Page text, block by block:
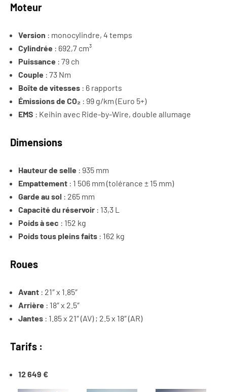
Moteur
Version : monocylindre, 4 temps
Cylindrée : 692,7 cm³
Puissance : 79 ch
Couple : 73 Nm
Boîte de vitesses : 6 rapports
Émissions de CO₂ : 99 g/km (Euro 5+)
EMS : Keihin avec Ride-by-Wire, double allumage
Dimensions
Hauteur de selle : 935 mm
Empattement : 1 506 mm (tolérance ± 15 mm)
Garde au sol : 265 mm
Capacité du réservoir : 13,3 L
Poids à sec : 152 kg
Poids tous pleins faits : 162 kg
Roues
Avant : 21″ x 1.85″
Arrière : 18″ x 2.5″
Jantes : 1.85 x 21″ (AV) ; 2.5 x 18″ (AR)
Tarifs :
12 649 €